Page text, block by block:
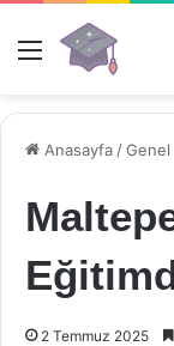
Menü
Anasayfa /Genel
2 Temmuz 2025